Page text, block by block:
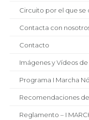
Circuito por el que se
Contacta con
Contacto
Imágenes y Vídeos
Programa I Marcha
Recomendaciones
Reglamento – I